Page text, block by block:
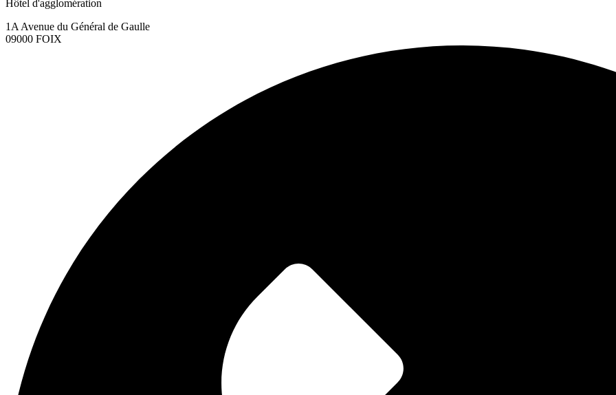
Hôtel d'agglomération
1A Avenue du Général de Gaulle
09000 FOIX